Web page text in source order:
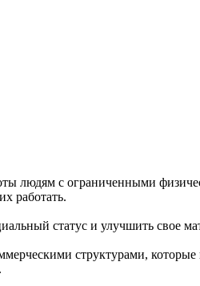
людям с ограниченными
работать.
статус и улучшить свое
структурами,